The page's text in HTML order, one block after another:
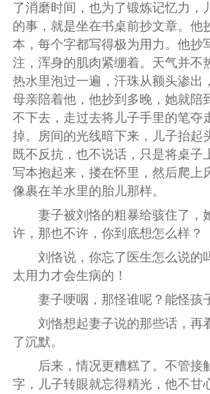
了消磨时间，也为了锻炼记忆力，
的事，就是坐在书桌前抄文章。他
本，每个字都写得极为用力。他抄
注，浑身的肌肉紧绷着。天气并不
热水里泡过一遍，汗珠从额头渗出
母亲陪着他，他抄到多晚，她就陪
不下去，走过去将儿子手里的笔夺
掉。房间的光线暗下来，儿子抬起
既不反抗，也不说话，只是将桌子
写本抱起来，搂在怀里，然后爬上
像裹在羊水里的胎儿那样。
妻子被刘恪的粗暴给骇住了，
许，那也不许，你到底想怎么样？
刘恪说，你忘了医生怎么说的
太用力才会生病的！
妻子哽咽，那怪谁呢？能怪孩
刘恪想起妻子说的那些话，再
了沉默。
后来，情况更糟糕了。不管接
字，儿子转眼就忘得精光，他不甘